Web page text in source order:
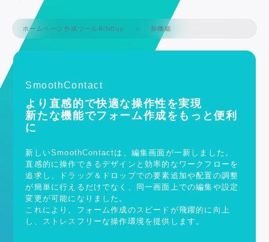
ホームページ作成ツールBiNDup 新機能
SmoothContact
より直感的で快適な操作性を実現
新たな機能でフォーム作成をもっと便利
に
新しいSmoothContactは、編集画面が一新しました。
直感的に操作できるデザインと効率的なワークフローを
追求し、ドラッグ＆ドロップでの要素追加や配置の調整
が簡単に行えるだけでなく、同一画面上での編集や設定
変更が可能になりました。
これにより、フォーム作成のスピードが飛躍的に向上
し、ストレスフリーな操作環境を提供します。